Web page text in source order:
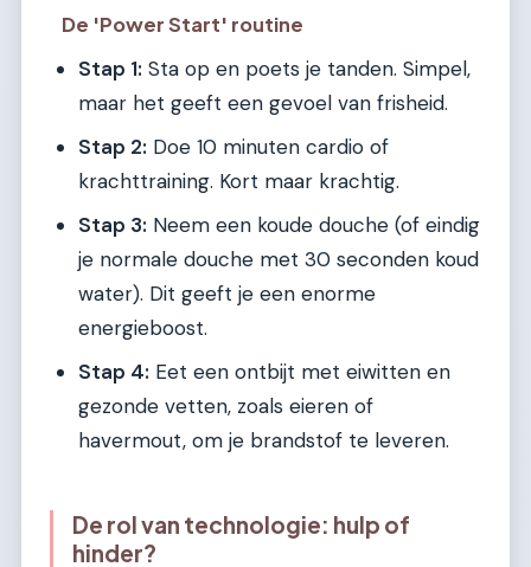
De 'Power Start' routine
Stap 1: Sta op en poets je tanden. Simpel,
maar het geeft een gevoel van frisheid.
Stap 2: Doe 10 minuten cardio of
krachttraining. Kort maar krachtig.
Stap 3: Neem een koude douche (of eindig
je normale douche met 30 seconden koud
water). Dit geeft je een enorme
energieboost.
Stap 4: Eet een ontbijt met eiwitten en
gezonde vetten, zoals eieren of
havermout, om je brandstof te leveren.
De rol van technologie: hulp of
hinder?